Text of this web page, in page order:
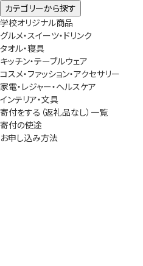
カテゴリーから探す
学校オリジナル商品
グルメ・スイーツ・ドリンク
タオル・寝具
キッチン・テーブルウェア
コスメ・ファッション・アクセサリー
家電・レジャー・ヘルスケア
インテリア・文具
寄付をする（返礼品なし）一覧
寄付の使途
お申し込み方法